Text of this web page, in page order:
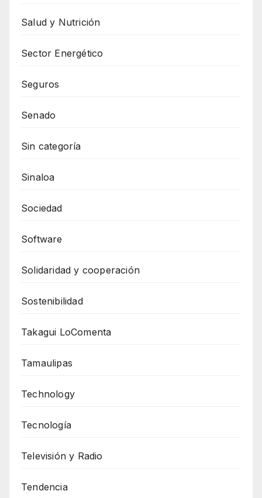
Salud y Nutrición
Sector Energético
Seguros
Senado
Sin categoría
Sinaloa
Sociedad
Software
Solidaridad y cooperación
Sostenibilidad
Takagui LoComenta
Tamaulipas
Technology
Tecnología
Televisión y Radio
Tendencia